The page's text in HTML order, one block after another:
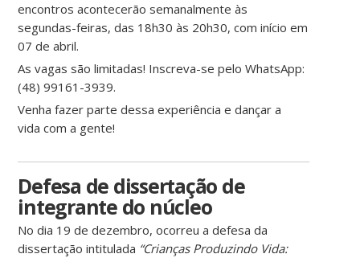
encontros acontecerão semanalmente às
segundas-feiras, das 18h30 às 20h30, com início em
07 de abril.
As vagas são limitadas! Inscreva-se pelo WhatsApp:
(48) 99161-3939.
Venha fazer parte dessa experiência e dançar a
vida com a gente!
Defesa de dissertação de
integrante do núcleo
No dia 19 de dezembro, ocorreu a defesa da
dissertação intitulada “Crianças Produzindo Vida: